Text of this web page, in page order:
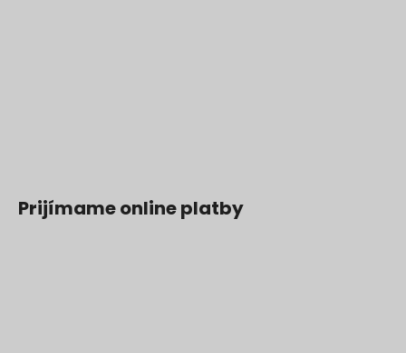
Prijímame online platby